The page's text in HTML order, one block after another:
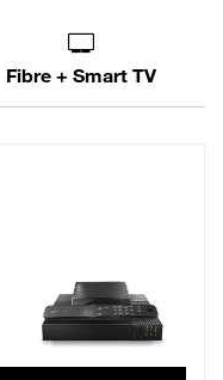
Fibre + Smart TV
Lite Fibre